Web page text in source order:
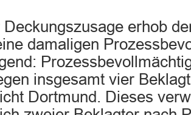
Deckungszusage erhob
damaligen
insgesamt vier
Dortmund. Dieses